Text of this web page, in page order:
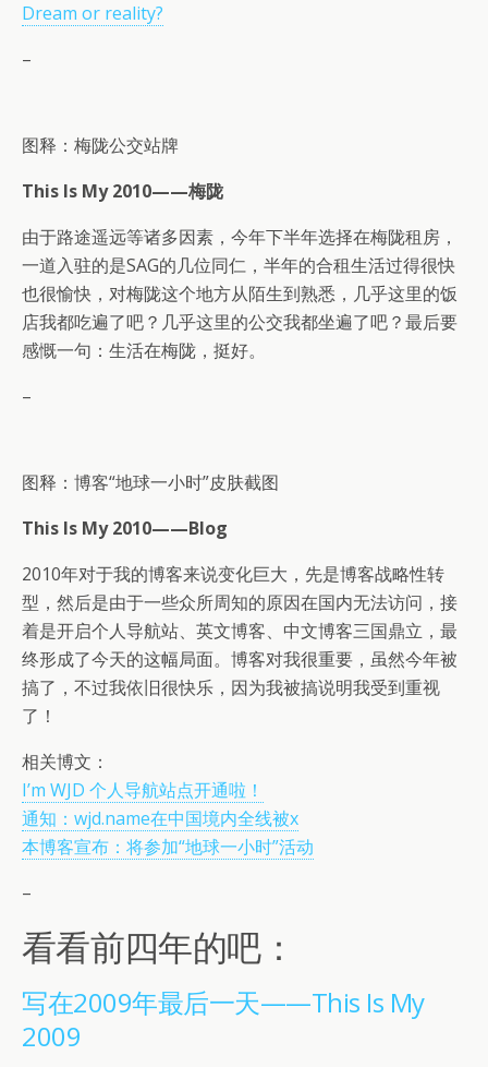
Dream or reality?
–
图释：梅陇公交站牌
This Is My 2010——梅陇
由于路途遥远等诸多因素，今年下半年选择在梅陇租房，
一道入驻的是SAG的几位同仁，半年的合租生活过得很快
也很愉快，对梅陇这个地方从陌生到熟悉，几乎这里的饭
店我都吃遍了吧？几乎这里的公交我都坐遍了吧？最后要
感慨一句：生活在梅陇，挺好。
–
图释：博客“地球一小时”皮肤截图
This Is My 2010——Blog
2010年对于我的博客来说变化巨大，先是博客战略性转
型，然后是由于一些众所周知的原因在国内无法访问，接
着是开启个人导航站、英文博客、中文博客三国鼎立，最
终形成了今天的这幅局面。博客对我很重要，虽然今年被
搞了，不过我依旧很快乐，因为我被搞说明我受到重视
了！
相关博文：
I’m WJD 个人导航站点开通啦！
通知：wjd.name在中国境内全线被x
本博客宣布：将参加“地球一小时”活动
–
看看前四年的吧：
写在2009年最后一天——This Is My
2009